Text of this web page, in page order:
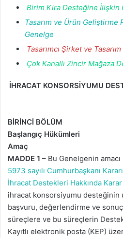
Birim Kira Desteğine İlişkin
Tasarım ve Ürün
Genelge
Tasarımcı Şirket ve
Çok Kanallı Zincir Mağaza
İHRACAT KONSORSİYUMU
BİRİNCİ BÖLÜM
Başlangıç Hükümleri
Amaç
MADDE 1 – Bu Genelgenin amacı
5973 sayılı Cumhurbaşkanı
İhracat Destekleri Hakkında Karar
ihracat konsorsiyumu desteğinin
başvuru, değerlendirme ve
süreçlere ve bu süreçlerin
Kayıtlı elektronik posta (KEP)